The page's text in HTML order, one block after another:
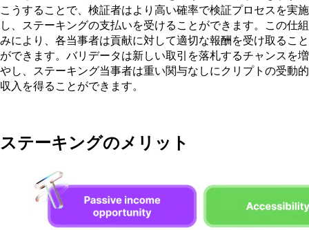
こうすることで、検証者はより高い確率で検証プロセスを実施
し、ステーキングの支払いを受けることができます。この仕組
みにより、各当事者は貢献に対して適切な報酬を受け取ること
ができます。バリデータは新しい取引を落札するチャンスを増
やし、ステーキング当事者は重い関与なしにクリプトの受動的
収入を得ることができます。
ステーキングのメリット